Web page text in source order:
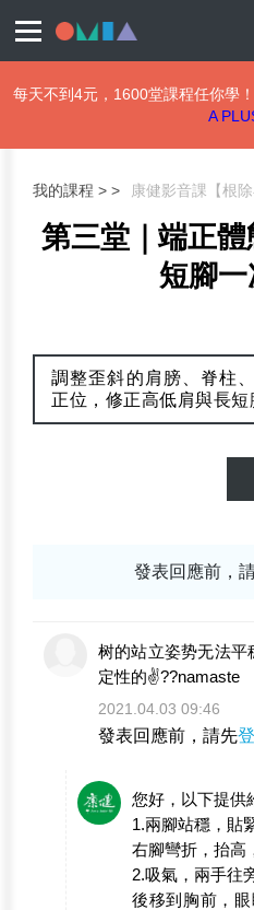
每天不到4元，1600堂課程任你學
A
我的課程 > 康健影音課【根除
第三堂｜端正
短腳
調整歪斜的肩膀、脊柱
正位，修正高低肩與長短
發表回應前，
树的站立姿势无法平
定性的✌️??namaste
2021.04.03 09:46
發表回應前，請先
您好，以下提供
1.兩腳站穩，貼
右腳彎折，抬高
2.吸氣，兩手往
後移到胸前，